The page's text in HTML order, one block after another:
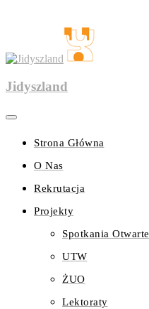
Jidyszland
Strona Główna
O Nas
Rekrutacja
Projekty
Spotkania Otwarte
UTW
ŻUO
Lektoraty